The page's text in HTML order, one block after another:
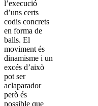
l’execució
d’uns certs
codis concrets
en forma de
balls. El
moviment és
dinamisme i un
excés d’això
pot ser
aclaparador
però és
possible que